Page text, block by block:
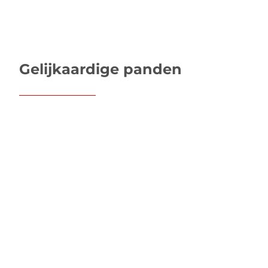
Gelijkaardige panden